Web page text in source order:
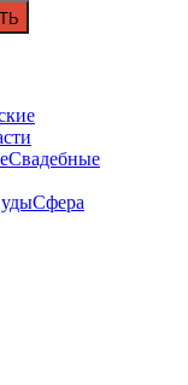
Свадебные
Сфера